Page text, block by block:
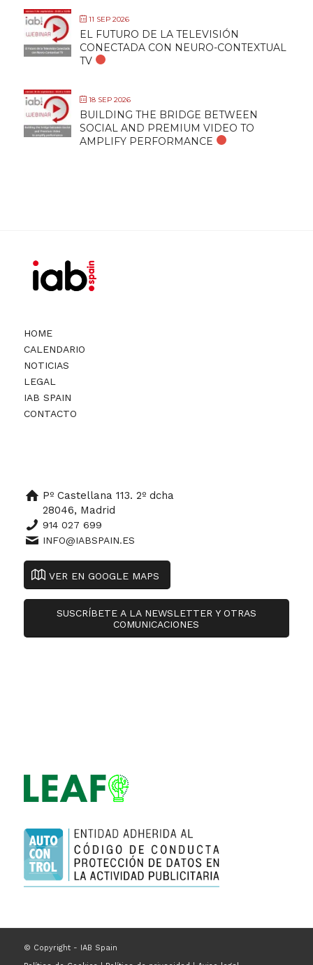
11 SEP 2026
EL FUTURO DE LA TELEVISIÓN
CONECTADA CON NEURO-CONTEXTUAL
TV
18 SEP 2026
BUILDING THE BRIDGE BETWEEN
SOCIAL AND PREMIUM VIDEO TO
AMPLIFY PERFORMANCE
HOME
CALENDARIO
NOTICIAS
LEGAL
IAB SPAIN
CONTACTO
Pº Castellana 113. 2º dcha
28046, Madrid
914 027 699
INFO@IABSPAIN.ES
VER EN GOOGLE MAPS
SUSCRÍBETE A LA NEWSLETTER Y OTRAS
COMUNICACIONES
© Copyright - IAB Spain